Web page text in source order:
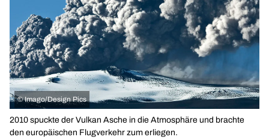
© Imago/Design Pics
2010 spuckte der Vulkan Asche in die Atmosphäre und brachte
den europäischen Flugverkehr zum erliegen.